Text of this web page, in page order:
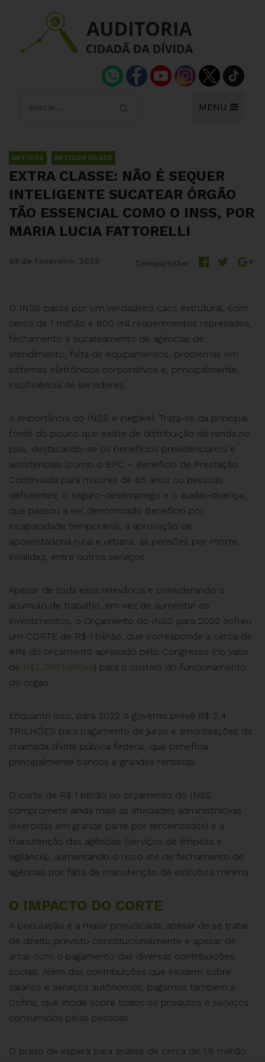
MENU
ARTIGOS ARTIGOS DA ACD
EXTRA CLASSE: NÃO É SEQUER
INTELIGENTE SUCATEAR ÓRGÃO
TÃO ESSENCIAL COMO O INSS, POR
MARIA LUCIA FATTORELLI
O INSS passa por um verdadeiro caos estrutural, com
cerca de 1 milhão e 800 mil requerimentos represados,
fechamento e sucateamento de agências de
atendimento, falta de equipamentos, problemas em
sistemas eletrônicos corporativos e, principalmente,
insuficiência de servidores.
A importância do INSS é inegável. Trata-se da principal
fonte do pouco que existe de distribuição de renda no
país, destacando-se os benefícios previdenciários e
assistenciais (como o BPC – Benefício de Prestação
Continuada para maiores de 65 anos ou pessoas
deficientes; o seguro-desemprego e o auxílio-doença,
que passou a ser denominado Benefício por
incapacidade temporária); a aprovação de
aposentadoria rural e urbana, as pensões por morte,
invalidez, entre outros serviços.
Apesar de toda essa relevância e considerando o
acúmulo de trabalho, em vez de aumentar os
investimentos, o Orçamento do INSS para 2022 sofreu
um CORTE de R$ 1 bilhão, que corresponde a cerca de
41% do orçamento aprovado pelo Congresso (no valor
de R$2,388 bilhões) para o custeio do funcionamento
do órgão.
Enquanto isso, para 2022 o governo prevê R$ 2,4
TRILHÕES para pagamento de juros e amortizações da
chamada dívida pública federal, que beneficia
principalmente bancos e grandes rentistas.
O corte de R$ 1 bilhão no orçamento do INSS
compromete ainda mais as atividades administrativas
(exercidas em grande parte por terceirizados) e a
manutenção das agências (serviços de limpeza e
vigilância), aumentando o risco até de fechamento de
agências por falta de manutenção de estrutura mínima.
O IMPACTO DO CORTE
A população é a maior prejudicada, apesar de se tratar
de direito previsto constitucionalmente e apesar de
arcar com o pagamento das diversas contribuições
sociais. Além das contribuições que incidem sobre
salários e serviços autônomos, pagamos também a
Cofins, que incide sobre todos os produtos e serviços
consumidos pelas pessoas.
O prazo de espera para análise de cerca de 1,8 milhão